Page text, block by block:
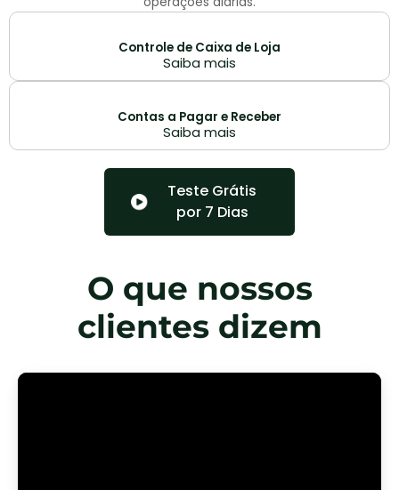
Controle de Caixa de Loja
Saiba mais
Contas a Pagar e Receber
Saiba mais
Teste Grátis
por 7 Dias
O que nossos
clientes dizem